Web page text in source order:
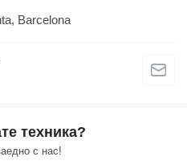
Barcelona
техника?
с нас!